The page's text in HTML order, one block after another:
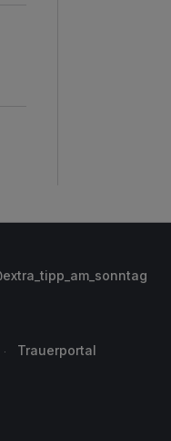
Trauerportal